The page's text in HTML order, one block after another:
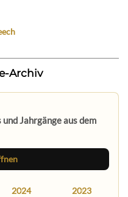
Archiv
Jahrgänge aus dem
2024 2023